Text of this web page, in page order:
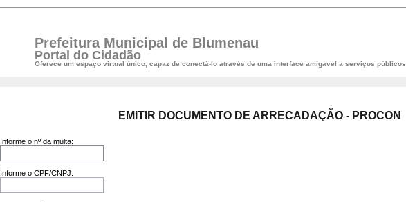
Prefeitura Municipal de Blumenau
Portal do Cidadão
Oferece um espaço virtual único, capaz de conectá-lo através de uma interface amigável a serviços públicos.
EMITIR DOCUMENTO DE ARRECADAÇÃO - PROCON
Informe o nº da multa:
Informe o CPF/CNPJ: